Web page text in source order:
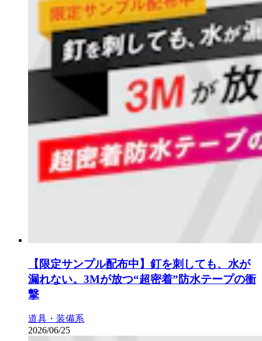
【限定サンプル配布中】釘を刺しても、水が
漏れない。3Mが放つ“超密着”防水テープの衝
撃
道具・装備系
2026/06/25